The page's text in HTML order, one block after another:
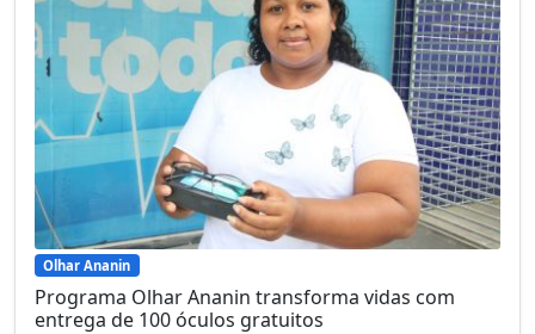
Olhar Ananin
Programa Olhar Ananin transforma vidas com
entrega de 100 óculos gratuitos